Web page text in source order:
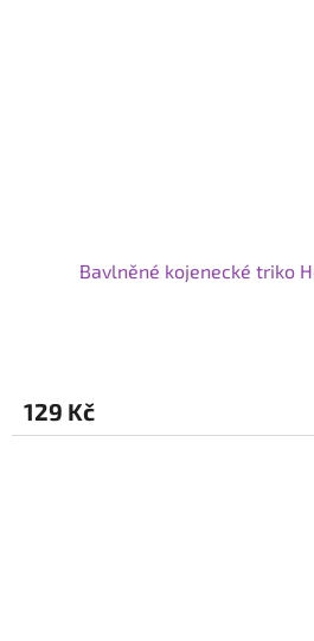
Bavlněné kojenecké triko
129 Kč